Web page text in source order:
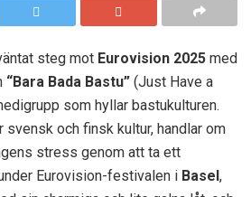
steg mot Eurovision 2025 med
“Bara Bada Bastu” (Just Have a
som hyllar bastukulturen.
svensk och finsk kultur, handlar om
stress genom att ta ett
Eurovision-festivalen i Basel ,